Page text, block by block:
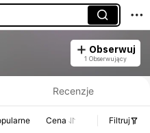
Obserwuj
1 Obserwujący
Recenzje
Cena Filtruj